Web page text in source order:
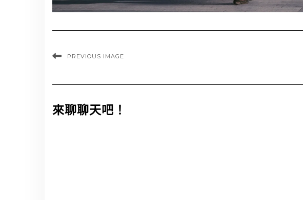
PREVIOUS IMAGE
來聊聊天吧！